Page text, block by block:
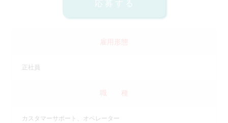
雇用形態
正社員
職 種
カスタマーサポート、オペレーター